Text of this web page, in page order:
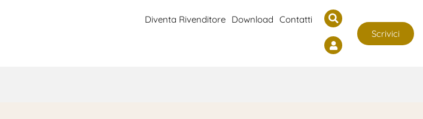
Diventa Rivenditore Download Contatti
Scrivici